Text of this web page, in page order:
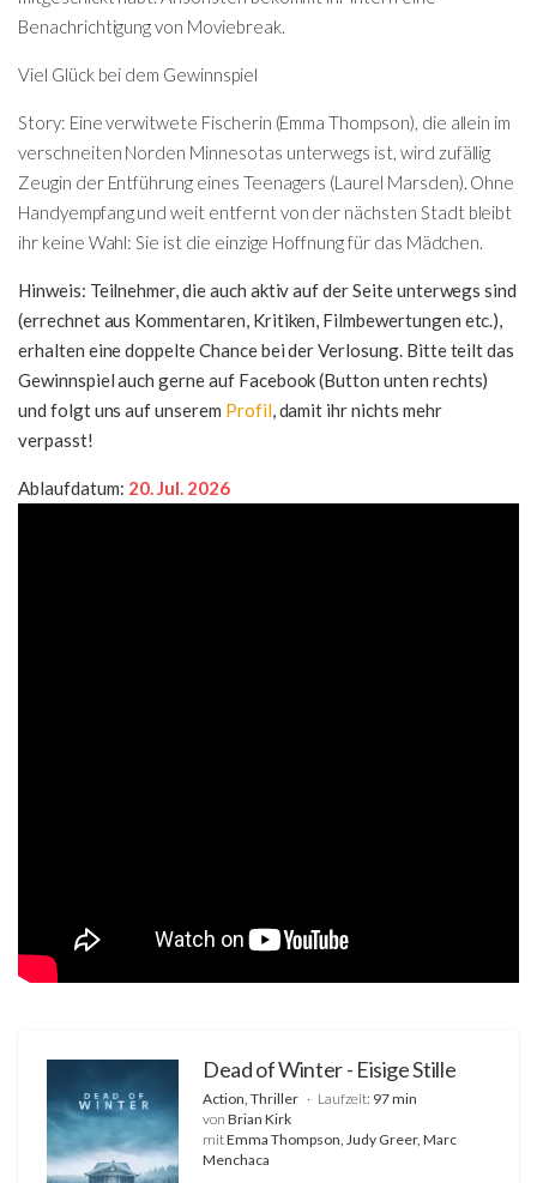
Benachrichtigung von Moviebreak.
Viel Glück bei dem Gewinnspiel
Story: Eine verwitwete Fischerin (Emma Thompson), die allein im
verschneiten Norden Minnesotas unterwegs ist, wird zufällig
Zeugin der Entführung eines Teenagers (Laurel Marsden). Ohne
Handyempfang und weit entfernt von der nächsten Stadt bleibt
ihr keine Wahl: Sie ist die einzige Hoffnung für das Mädchen.
Hinweis: Teilnehmer, die auch aktiv auf der Seite unterwegs sind
(errechnet aus Kommentaren, Kritiken, Filmbewertungen etc.),
erhalten eine doppelte Chance bei der Verlosung. Bitte teilt das
Gewinnspiel auch gerne auf Facebook (Button unten rechts)
und folgt uns auf unserem Profil, damit ihr nichts mehr
verpasst!
Ablaufdatum: 20. Jul. 2026
Dead of Winter - Eisige Stille
Action, Thriller Laufzeit: 97 min
von Brian Kirk
mitEmma Thompson, Judy Greer, Marc
Menchaca